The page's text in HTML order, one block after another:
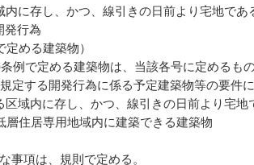
に存し、かつ、線引きの日前より宅地であ
発行為
定める建築物）
例で定める建築物は、当該各号に定めるもの
定する開発行為に係る予定建築物等の要件
域内に存し、かつ、線引きの日前より宅地
住居専用地域内に建築できる建築物
事項は、規則で定める。